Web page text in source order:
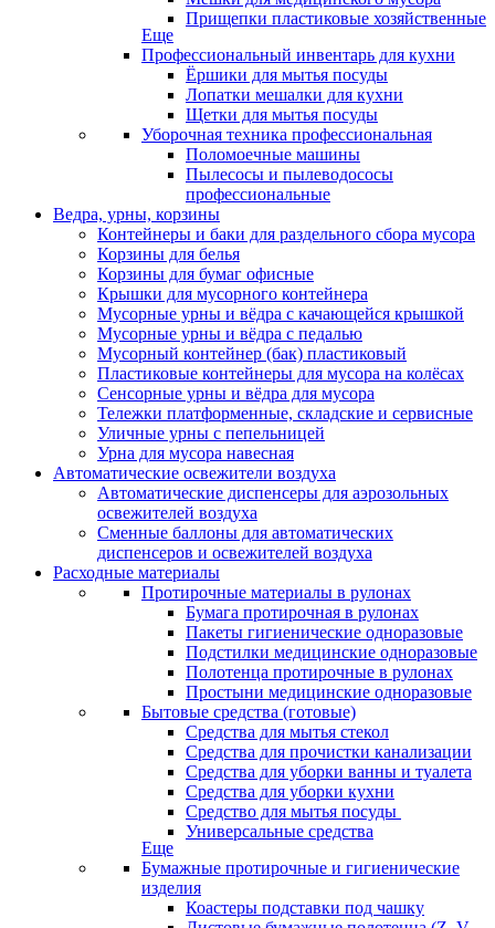
Прищепки пластиковые хозяйственные
Еще
Профессиональный инвентарь для кухни
Ёршики для мытья посуды
Лопатки мешалки для кухни
Щетки для мытья посуды
Уборочная техника профессиональная
Поломоечные машины
Пылесосы и пылеводососы
профессиональные
Ведра, урны, корзины
Контейнеры и баки для раздельного сбора мусора
Корзины для белья
Корзины для бумаг офисные
Крышки для мусорного контейнера
Мусорные урны и вёдра с качающейся крышкой
Мусорные урны и вёдра с педалью
Мусорный контейнер (бак) пластиковый
Пластиковые контейнеры для мусора на колёсах
Сенсорные урны и вёдра для мусора
Тележки платформенные, складские и сервисные
Уличные урны с пепельницей
Урна для мусора навесная
Автоматические освежители воздуха
Автоматические диспенсеры для аэрозольных
освежителей воздуха
Сменные баллоны для автоматических
диспенсеров и освежителей воздуха
Расходные материалы
Протирочные материалы в рулонах
Бумага протирочная в рулонах
Пакеты гигиенические одноразовые
Подстилки медицинские одноразовые
Полотенца протирочные в рулонах
Простыни медицинские одноразовые
Бытовые средства (готовые)
Средства для мытья стекол
Средства для прочистки канализации
Средства для уборки ванны и туалета
Средства для уборки кухни
Средство для мытья посуды
Универсальные средства
Еще
Бумажные протирочные и гигиенические
изделия
Коастеры подставки под чашку